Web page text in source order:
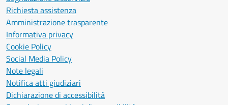
Richiesta assistenza
Amministrazione trasparente
Informativa privacy
Cookie Policy
Social Media Policy
Note legali
Notifica atti giudiziari
Dichiarazione di accessibilità